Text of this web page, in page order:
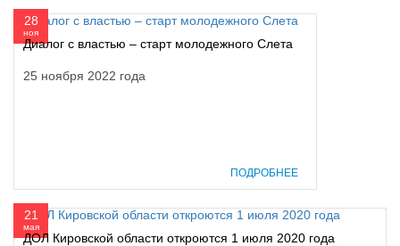
28
ноя
Диалог с властью – старт молодежного Слета
25 ноября 2022 года
ПОДРОБНЕЕ
21
мая
ДОЛ Кировской области откроются 1 июля 2020 года